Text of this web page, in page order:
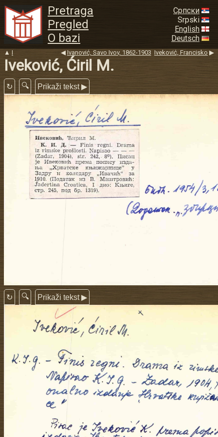
Pretraga
Pregled
O bazi
Српски
Srpski
English
Deutsch
▲ I ◀ Ivanović, Savo Ivov, 1862-1903 Iveković, Francisko ▶
Iveković, Ćiril M.